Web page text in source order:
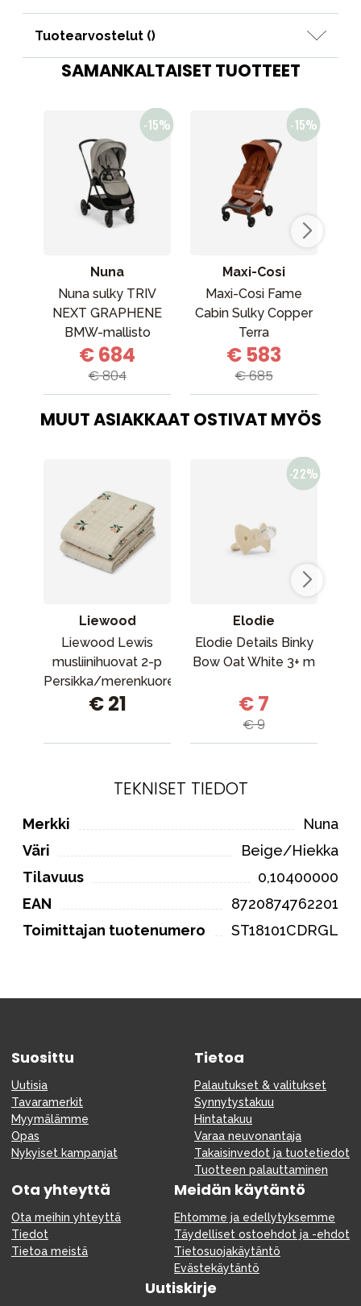
Tuotearvostelut ()
SAMANKALTAISET TUOTTEET
Nuna
Nuna sulky TRIV
NEXT GRAPHENE
BMW-mallisto
€ 684
€ 804
Maxi-Cosi
Maxi-Cosi Fame
Cabin Sulky Copper
Terra
€ 583
€ 685
MUUT ASIAKKAAT OSTIVAT MYÖS
Liewood
Liewood Lewis
musliinihuovat 2-p
Persikka/merenkuoren
sekoitus
€ 21
Elodie
Elodie Details Binky
Bow Oat White 3+ m
€ 7
€ 9
TEKNISET TIEDOT
Merkki
Nuna
Väri
Beige/Hiekka
Tilavuus
0,10400000
EAN
8720874762201
Toimittajan tuotenumero
ST18101CDRGL
Suosittu
Uutisia
Tavaramerkit
Myymälämme
Opas
Nykyiset kampanjat
Tietoa
Palautukset & valitukset
Synnytystakuu
Hintatakuu
Varaa neuvonantaja
Takaisinvedot ja tuotetiedot
Tuotteen palauttaminen
Ota yhteyttä
Ota meihin yhteyttä
Tiedot
Tietoa meistä
Meidän käytäntö
Ehtomme ja edellytyksemme
Täydelliset ostoehdot ja -ehdot
Tietosuojakäytäntö
Evästekäytäntö
Uutiskirje